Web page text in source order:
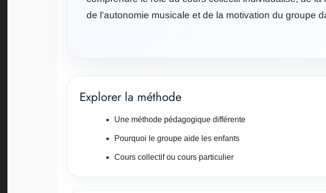
de l’autonomie musicale et de la motivation du groupe
Explorer la méthode
Une méthode pédagogique différente
Pourquoi le groupe aide les enfants
Cours collectif ou cours particulier